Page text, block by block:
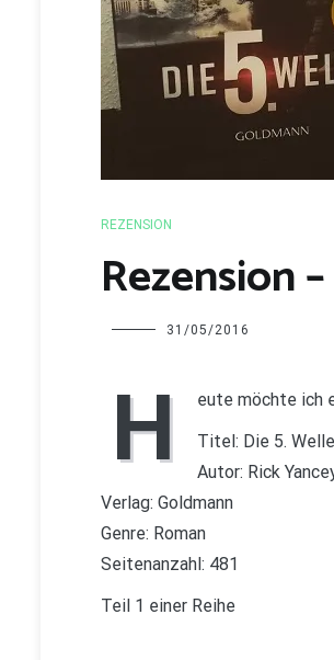
REZENSION
Rezension
Charline 31/05/2016
H
eute möchte ich
Titel: Die 5. Welle
Autor: Rick
Verlag: Goldmann
Genre: Roman
Seitenanzahl: 481
Teil 1 einer Reihe